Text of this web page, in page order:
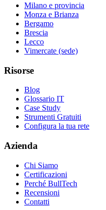
Milano e provincia
Monza e Brianza
Bergamo
Brescia
Lecco
Vimercate (sede)
Risorse
Blog
Glossario IT
Case Study
Strumenti Gratuiti
Configura la tua rete
Azienda
Chi Siamo
Certificazioni
Perché BullTech
Recensioni
Contatti